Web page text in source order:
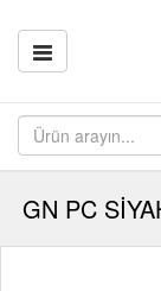
GN PC